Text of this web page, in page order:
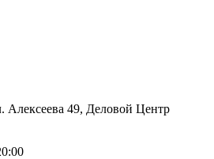
Алексеева 49, Деловой Центр